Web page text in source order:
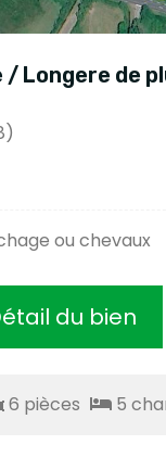
de plus 1
5 chambres